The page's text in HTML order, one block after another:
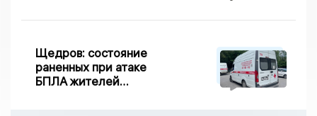
Щедров: состояние
раненных при атаке
БПЛА жителей